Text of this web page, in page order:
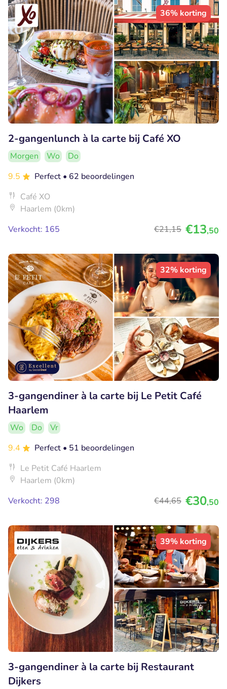
36% korting
2-gangenlunch à la carte bij Café XO
Morgen Wo
Do
9.5
Perfect • 62 beoordelingen
Café XO
Haarlem (0km)
Verkocht: 165
€21,15 €13,50
32% korting
3-gangendiner à la carte bij Le Petit Café
Haarlem
Wo Do
Vr
9.4
Perfect • 51 beoordelingen
Le Petit Café Haarlem
Haarlem (0km)
Verkocht: 298
€44,65 €30,50
39% korting
3-gangendiner à la carte bij Restaurant
Dijkers